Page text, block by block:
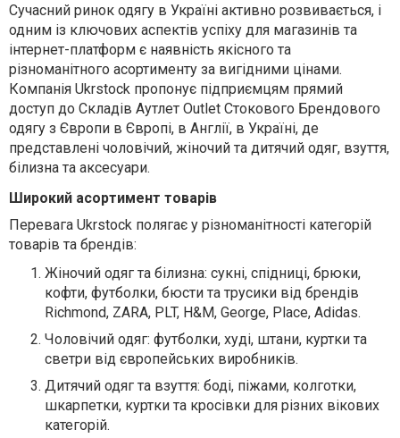
Сучасний ринок одягу в Україні активно розвивається, і
одним із ключових аспектів успіху для магазинів та
інтернет-платформ є наявність якісного та
різноманітного асортименту за вигідними цінами.
Компанія Ukrstock пропонує підприємцям прямий
доступ до Складів Аутлет Outlet Стокового Брендового
одягу з Європи в Європі, в Англії, в Україні, де
представлені чоловічий, жіночий та дитячий одяг, взуття,
білизна та аксесуари.
Широкий асортимент товарів
Перевага Ukrstock полягає у різноманітності категорій
товарів та брендів:
Жіночий одяг та білизна: сукні, спідниці, брюки,
кофти, футболки, бюсти та трусики від брендів
Richmond, ZARA, PLT, H&M, George, Place, Adidas.
Чоловічий одяг: футболки, худі, штани, куртки та
светри від європейських виробників.
Дитячий одяг та взуття: боді, піжами, колготки,
шкарпетки, куртки та кросівки для різних вікових
категорій.